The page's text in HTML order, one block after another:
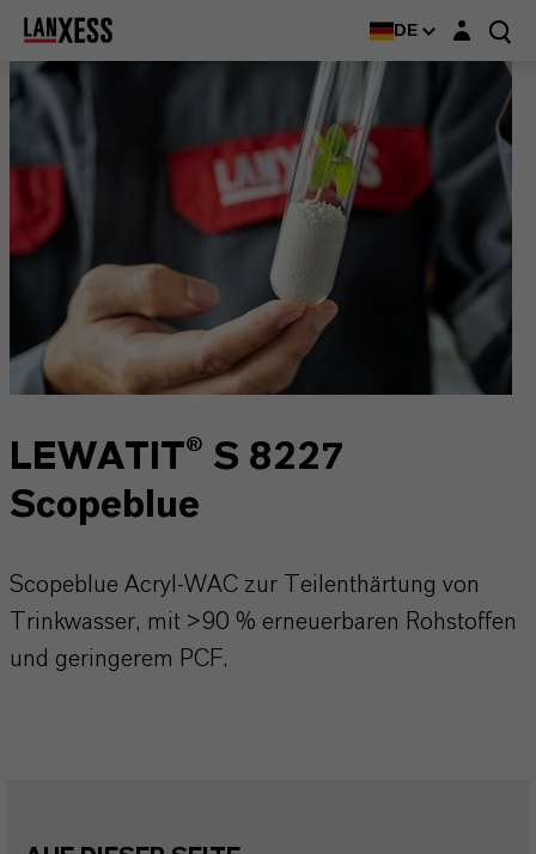
DE Login-Maske
LEWATIT® S 8227
Scopeblue
Scopeblue Acryl-WAC zur Teilenthärtung von
Trinkwasser, mit >90 % erneuerbaren Rohstoffen
und geringerem PCF.